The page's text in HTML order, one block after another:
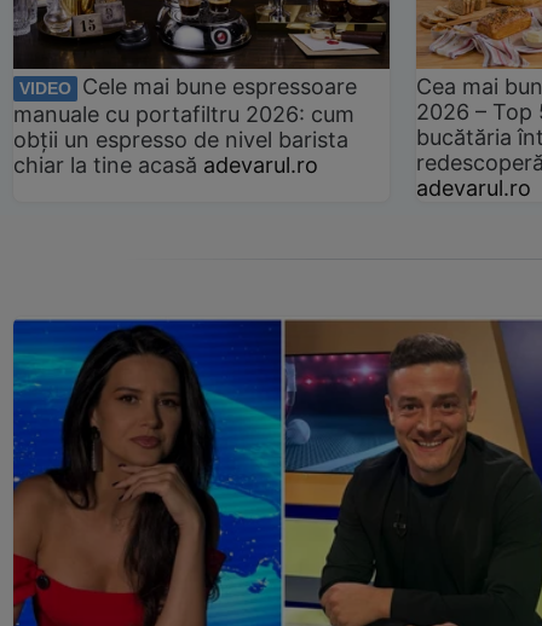
VIDEO
Cele mai bune espressoare
manuale cu portafiltru 2026: cum
obții un espresso de nivel barista
chiar la tine acasă adevarul.ro
Cea mai
2026 –
bucătăria
adevarul.ro